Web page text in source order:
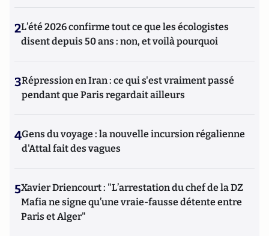
2L’été 2026 confirme tout ce que les écologistes
disent depuis 50 ans : non, et voilà pourquoi
3Répression en Iran : ce qui s'est vraiment passé
pendant que Paris regardait ailleurs
4Gens du voyage : la nouvelle incursion régalienne
d'Attal fait des vagues
5Xavier Driencourt : "L’arrestation du chef de la DZ
Mafia ne signe qu’une vraie-fausse détente entre
Paris et Alger"